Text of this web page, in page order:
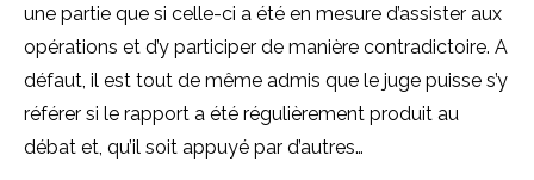
une partie que si celle-ci a été en mesure d’assister aux
opérations et d’y participer de manière contradictoire. A
défaut, il est tout de même admis que le juge puisse s’y
référer si le rapport a été régulièrement produit au
débat et, qu’il soit appuyé par d’autres…